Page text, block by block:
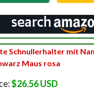
Schnullerhalter mit
Maus rosa
$26.56 USD